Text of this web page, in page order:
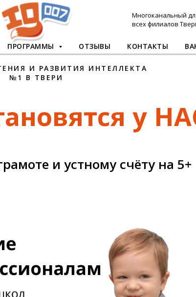
Многоканальный
всех филиалов
ПРОГРАММЫ ОТЗЫВЫ КОНТАКТЫ
И РАЗВИТИЯ ИНТЕЛЛЕКТА
№1 В ТВЕРИ
у
и устному счёту на 5+